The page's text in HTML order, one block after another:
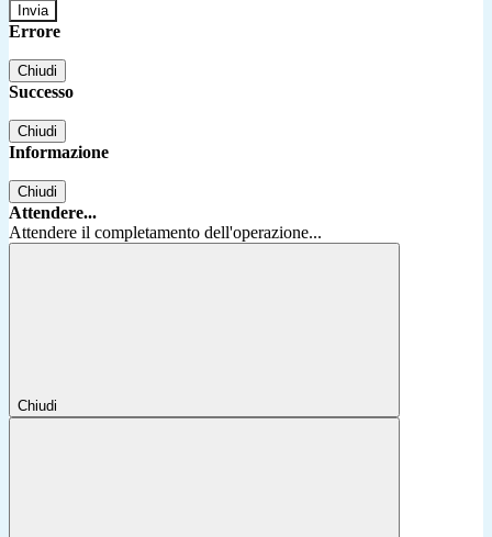
Errore
Chiudi
Successo
Chiudi
Informazione
Chiudi
Attendere...
Attendere il completamento dell'operazione...
Chiudi